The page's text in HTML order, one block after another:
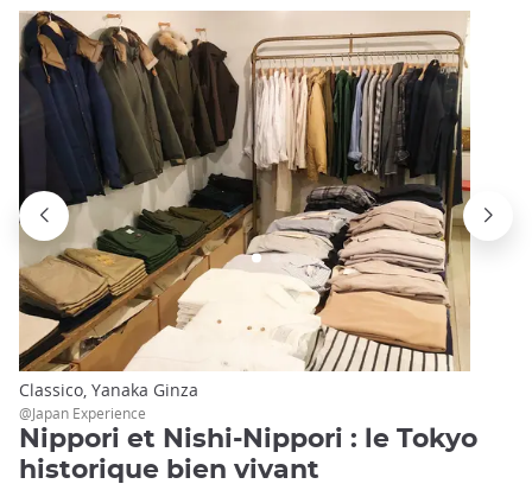
Classico, Yanaka Ginza
@Japan Experience
Nippori et Nishi-Nippori : le Tokyo
historique bien vivant